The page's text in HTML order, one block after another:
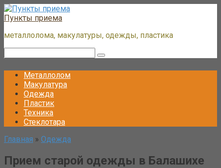
Перейти
к
Пункты приема
металлолома, макулатуры, одежды, пластика
Металлолом
Макулатура
Одежда
Пластик
Техника
Стеклотара
Главная » Одежда
Прием старой одежды в Балашихе